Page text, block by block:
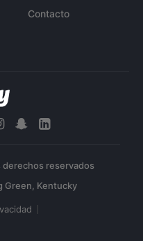
Contacto
derechos reservados